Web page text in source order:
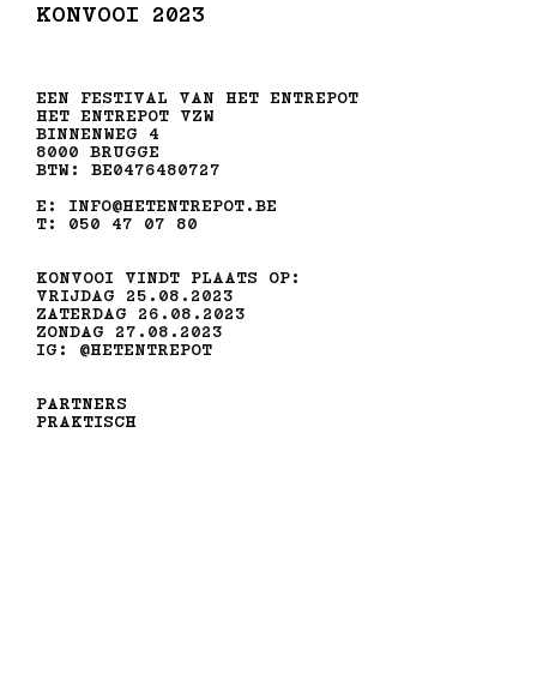
KONVOOI 2023
EEN FESTIVAL VAN HET ENTREPOT
HET ENTREPOT VZW
BINNENWEG 4
8000 BRUGGE
BTW: BE0476480727
E: INFO@HETENTREPOT.BE
T: 050 47 07 80
KONVOOI VINDT PLAATS OP:
VRIJDAG 25.08.2023
ZATERDAG 26.08.2023
ZONDAG 27.08.2023
IG: @HETENTREPOT
PARTNERS
PRAKTISCH